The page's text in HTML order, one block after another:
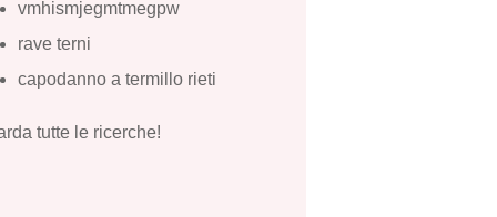
vmhismjegmtmegpw
rave terni
capodanno a termillo rieti
tutte le ricerche!